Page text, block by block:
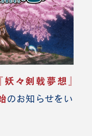
『妖々剣戟夢想』
の お知らせをい